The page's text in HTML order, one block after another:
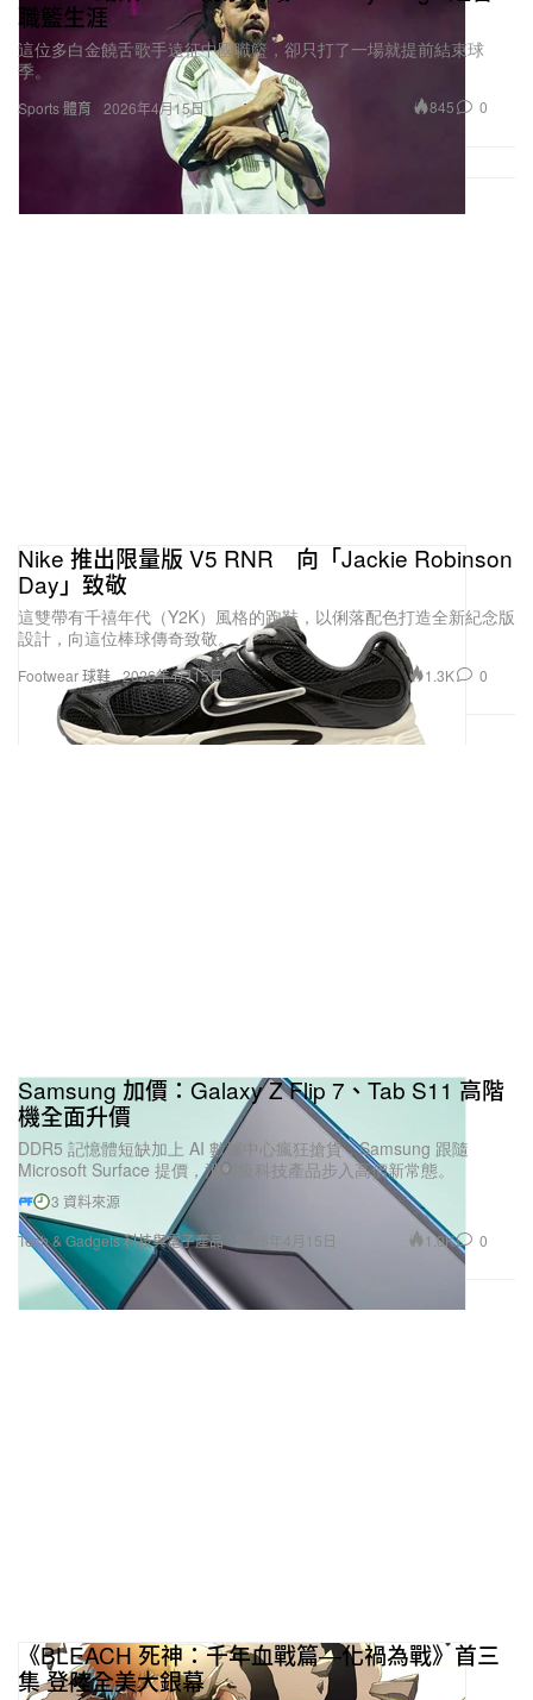
Sports 體育
職籃生涯
這位多白金饒舌歌手遠征中國職籃，卻只打了一場就提前結束球
季。
2026年4月15日 845 0
Footwear 球鞋
Nike 推出限量版 V5 RNR 向「Jackie Robinson
Day」致敬
這雙帶有千禧年代（Y2K）風格的跑鞋，以俐落配色打造全新紀念版
設計，向這位棒球傳奇致敬。
2026年4月15日 1.3K 0
Tech & Gadgets 科技與電子產品
Samsung 加價：Galaxy Z Flip 7、Tab S11 高階
機全面升價
DDR5 記憶體短缺加上 AI 數據中心瘋狂搶貨，Samsung 跟隨
Microsoft Surface 提價，消費級科技產品步入高價新常態。
3 資料來源
2026年4月15日
1.0K 0
《BLEACH 死神：千年血戰篇—化禍為戰》首三
集 登陸全美大銀幕